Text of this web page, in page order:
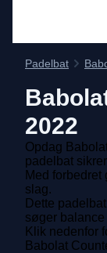
Padelbat
2022
Opdag
padelbat
Med
slag.
Dette
søger
Klik nedenfor
Babolat